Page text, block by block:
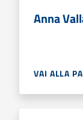
Anna
VAI ALLA